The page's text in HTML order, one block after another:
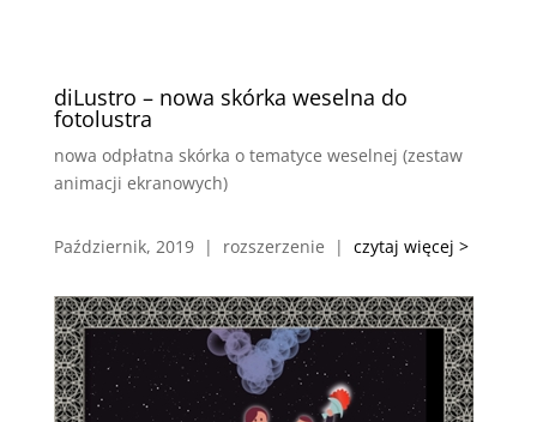
diLustro – nowa skórka weselna do
fotolustra
nowa odpłatna skórka o tematyce weselnej (zestaw
animacji ekranowych)
Październik, 2019 | rozszerzenie | czytaj więcej >